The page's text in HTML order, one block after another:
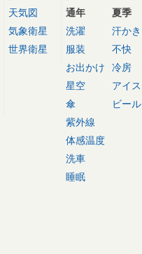
天気図
気象衛星
世界衛星
通年
洗濯
服装
お出かけ
星空
傘
紫外線
体感温度
洗車
睡眠
夏季
汗かき
不快
冷房
アイス
ビール